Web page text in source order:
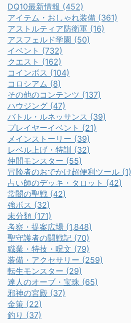
DQ10最新情報 (452)
アイテム・おしゃれ装備 (361)
アストルティア防衛軍 (16)
アスフェルド学園 (50)
イベント (732)
クエスト (162)
コインボス (104)
コロシアム (8)
その他のコンテンツ (137)
ハウジング (47)
バトル・ルネッサンス (39)
プレイヤーイベント (21)
メインストーリー (39)
レベル上げ・特訓 (32)
仲間モンスター (55)
冒険者のおでかけ超便利ツール (1)
占い師のデッキ・タロット (42)
常闇の聖戦 (42)
強ボス (32)
未分類 (171)
考察・提案広場 (1,848)
聖守護者の闘戦記 (70)
職業・特技・呪文 (79)
装備・アクセサリー (259)
転生モンスター (29)
達人のオーブ・宝珠 (65)
邪神の宮殿 (37)
金策 (22)
釣り (37)